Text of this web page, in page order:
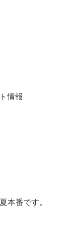
情報
本番です。